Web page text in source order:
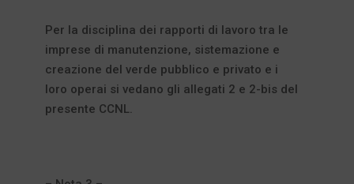
Per la disciplina dei rapporti di lavoro tra le
imprese di manutenzione, sistemazione e
creazione del verde pubblico e privato e i
loro operai si vedano gli allegati 2 e 2-bis del
presente CCNL.